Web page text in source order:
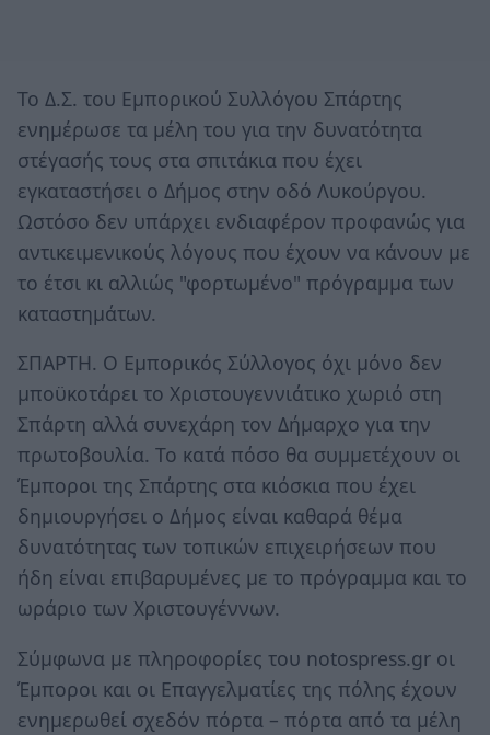
Το Δ.Σ. του Εμπορικού Συλλόγου Σπάρτης
ενημέρωσε τα μέλη του για την δυνατότητα
στέγασής τους στα σπιτάκια που έχει
εγκαταστήσει ο Δήμος στην οδό Λυκούργου.
Ωστόσο δεν υπάρχει ενδιαφέρον προφανώς για
αντικειμενικούς λόγους που έχουν να κάνουν με
το έτσι κι αλλιώς "φορτωμένο" πρόγραμμα των
καταστημάτων.
ΣΠΑΡΤΗ. Ο Εμπορικός Σύλλογος όχι μόνο δεν
μποϋκοτάρει το Χριστουγεννιάτικο χωριό στη
Σπάρτη αλλά συνεχάρη τον Δήμαρχο για την
πρωτοβουλία. Το κατά πόσο θα συμμετέχουν οι
Έμποροι της Σπάρτης στα κιόσκια που έχει
δημιουργήσει ο Δήμος είναι καθαρά θέμα
δυνατότητας των τοπικών επιχειρήσεων που
ήδη είναι επιβαρυμένες με το πρόγραμμα και το
ωράριο των Χριστουγέννων.
Σύμφωνα με πληροφορίες του notospress.gr οι
Έμποροι και οι Επαγγελματίες της πόλης έχουν
ενημερωθεί σχεδόν πόρτα – πόρτα από τα μέλη